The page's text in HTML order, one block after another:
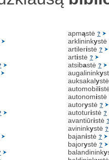
apmąstė ?
arklininkystė
artileristė ?
artistė ?
atsibastė ?
augalininky
auksakaly
automobili
autonomistė
autorystė ?
autoturistė ?
avantiūristė
avininkystė ?
bajanistė ?
bajorystė ?
balandininky